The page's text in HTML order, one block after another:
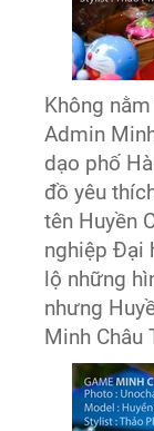
Không
Admin
dạo phố
đồ yêu
tên Huyền
nghiệp Đại
lộ những
nhưng
Minh Châu